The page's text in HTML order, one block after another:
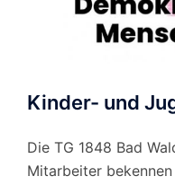
Kinder- und
Die TG 1848 Bad
Mitarbeiter